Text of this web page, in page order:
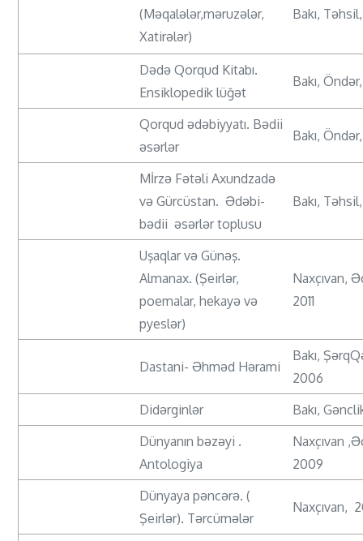
(Məqalələr,məruzələr,
Xatirələr)
Bakı,
Dədə Qorqud Kitabı.
Ensiklopedik lüğət
Bakı,
Qorqud ədəbiyyatı. Bədii
əsərlər
Bakı,
Mİrzə Fətəli Axundzadə
və Gürcüstan. Ədəbi-
bədii əsərlər toplusu
Bakı,
Uşaqlar və Günəş.
Almanax. (Şeirlər,
poemalar, hekayə və
pyeslər)
Naxçıvan,
2011
Dastani- Əhməd Hərami
Bakı,
2006
Didərginlər
Bakı,
Dünyanın bəzəyi .
Antologiya
Naxçıvan
2009
Dünyaya pəncərə. (
Şeirlər). Tərcümələr
Naxçıvan,